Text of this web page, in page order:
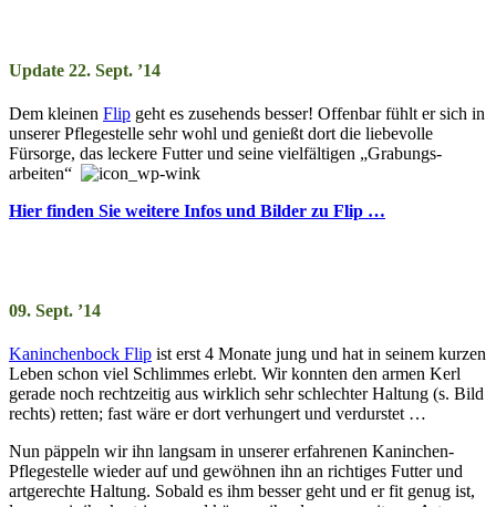
Update 22. Sept. ’14
Dem kleinen Flip geht es zusehends besser! Offenbar fühlt er sich in
unserer Pflege­stelle sehr wohl und genießt dort die liebevolle
Fürsorge, das leckere Futter und seine viel­fältigen „Grab­ungs­
arbeiten“
Hier finden Sie weitere Infos und Bilder zu Flip …
09. Sept. ’14
Kaninchenbock Flip ist erst 4 Monate jung und hat in seinem kurzen
Leben schon viel Schlimmes erlebt. Wir konnten den armen Kerl
gerade noch rechtzeitig aus wirklich sehr schlechter Haltung (s. Bild
rechts) retten; fast wäre er dort verhungert und verdurstet …
Nun päppeln wir ihn langsam in unserer erfahrenen Kaninchen-
Pflege­stelle wieder auf und gewöhnen ihn an richtiges Futter und
art­gerechte Haltung. Sobald es ihm besser geht und er fit genug ist,